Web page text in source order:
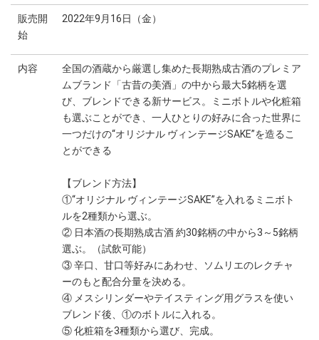
販売開
始
2022年9月16日（金）
内容
全国の酒蔵から厳選し集めた長期熟成古酒のプレミア
ムブランド「古昔の美酒」の中から最大5銘柄を選
び、ブレンドできる新サービス。ミニボトルや化粧箱
も選ぶことができ、一人ひとりの好みに合った世界に
一つだけの“オリジナル ヴィンテージSAKE”を造るこ
とができる
【ブレンド方法】
①“オリジナル ヴィンテージSAKE”を入れるミニボト
ルを2種類から選ぶ。
② 日本酒の長期熟成古酒 約30銘柄の中から3～5銘柄
選ぶ。（試飲可能）
③ 辛口、甘口等好みにあわせ、ソムリエのレクチャ
ーのもと配合分量を決める。
④ メスシリンダーやテイスティング用グラスを使い
ブレンド後、①のボトルに入れる。
⑤ 化粧箱を3種類から選び、完成。